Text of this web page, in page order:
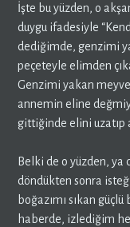
İşte bu yüzden, o
duygu ifadesiyle
dediğimde, genzimi
peçeteyle elimden
Genzimi yakan
annemin eline
gittiğinde elini uzatıp
Belki de o yüzden, ya
döndükten sonra
boğazımı sıkan
haberde, izlediğim